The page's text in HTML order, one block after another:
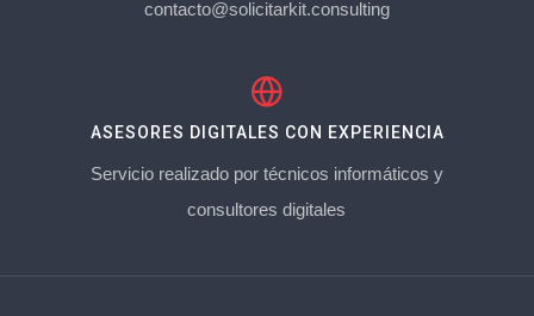
contacto@solicitarkit.consulting
ASESORES DIGITALES CON EXPERIENCIA
Servicio realizado por técnicos informáticos y
consultores digitales